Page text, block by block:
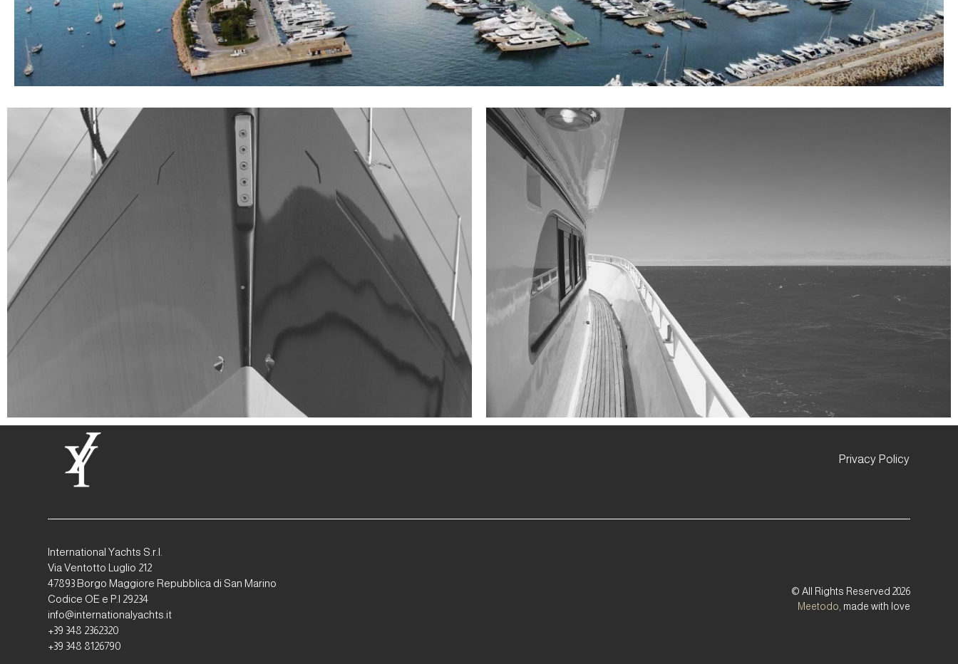
Privacy Policy
International Yachts S.r.l.
Via Ventotto Luglio 212
47893 Borgo Maggiore Repubblica di San Marino
Codice OE e P.I 29234
info@internationalyachts.it
+39 348 2362320
+39 348 8126790
© All Rights Reserved 2026
Meetodo , made with love